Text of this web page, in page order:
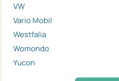
VW
Vario Mobil
Westfalia
Womondo
Yucon